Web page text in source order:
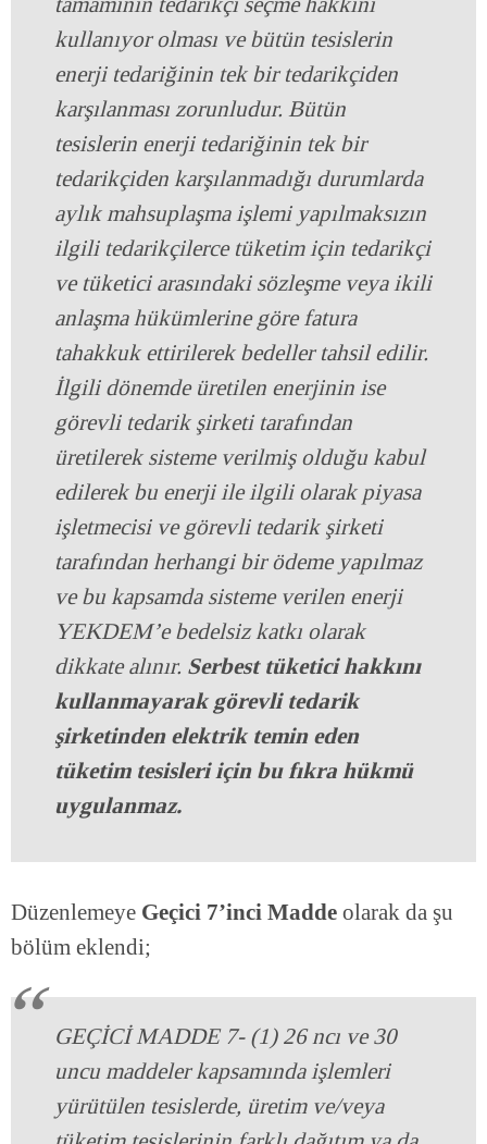
kullanıyor olması ve bütün tesislerin
enerji tedariğinin tek bir tedarikçiden
karşılanması zorunludur. Bütün
tesislerin enerji tedariğinin tek bir
tedarikçiden karşılanmadığı durumlarda
aylık mahsuplaşma işlemi yapılmaksızın
ilgili tedarikçilerce tüketim için tedarikçi
ve tüketici arasındaki sözleşme veya ikili
anlaşma hükümlerine göre fatura
tahakkuk ettirilerek bedeller tahsil edilir.
İlgili dönemde üretilen enerjinin ise
görevli tedarik şirketi tarafından
üretilerek sisteme verilmiş olduğu kabul
edilerek bu enerji ile ilgili olarak piyasa
işletmecisi ve görevli tedarik şirketi
tarafından herhangi bir ödeme yapılmaz
ve bu kapsamda sisteme verilen enerji
YEKDEM’e bedelsiz katkı olarak
dikkate alınır. Serbest tüketici hakkını
kullanmayarak görevli tedarik
şirketinden elektrik temin eden
tüketim tesisleri için bu fıkra hükmü
uygulanmaz.
Düzenlemeye Geçici 7’inci Madde olarak da şu
bölüm eklendi;
GEÇİCİ MADDE 7- (1) 26 ncı ve 30
uncu maddeler kapsamında işlemleri
yürütülen tesislerde, üretim ve/veya